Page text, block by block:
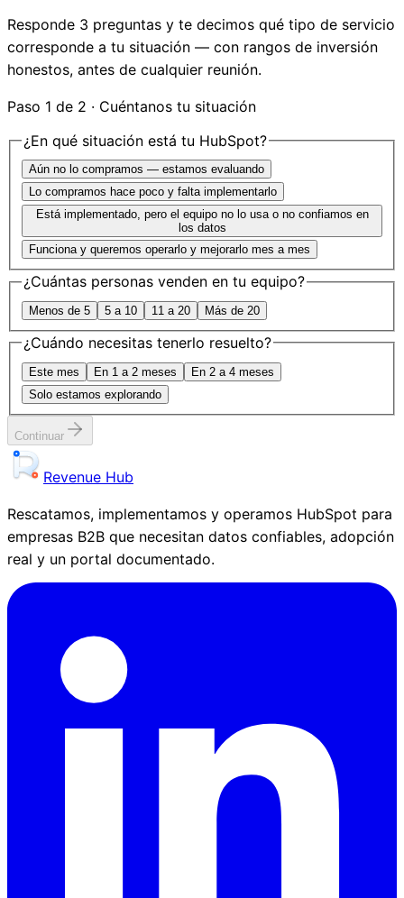
Responde 3 preguntas y te decimos qué tipo de servicio
corresponde a tu situación — con rangos de inversión
honestos, antes de cualquier reunión.
Paso 1 de 2 · Cuéntanos tu situación
¿En qué situación está tu HubSpot?
Aún no lo compramos — estamos evaluando
Lo compramos hace poco y falta implementarlo
Está implementado, pero el equipo no lo usa o no confiamos en
los datos
Funciona y queremos operarlo y mejorarlo mes a mes
¿Cuántas personas venden en tu equipo?
Menos de 5 5 a 10 11 a 20 Más de 20
¿Cuándo necesitas tenerlo resuelto?
Este mes En 1 a 2 meses
En 2 a 4 meses
Solo estamos explorando
Continuar
Revenue Hub
Rescatamos, implementamos y operamos HubSpot para
empresas B2B que necesitan datos confiables, adopción
real y un portal documentado.